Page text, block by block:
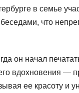
в семье
что
он начал
вдохновения —
ее красоту и